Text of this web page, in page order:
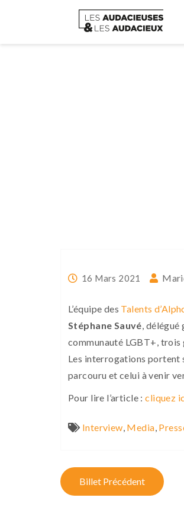
16 Mars 2021
L’équipe des Talents
Stéphane Sauvé, délégué
communauté LGBT+,
Les interrogations portent
parcouru et celui à venir
Pour lire l’article :cliquez
Interview, Media,
P
o
Billet Précédent